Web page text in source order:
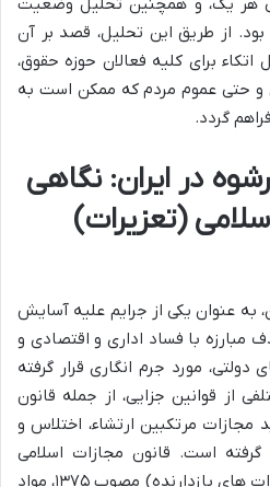
هر یک، و همچنین تحلیل وضعیت
از طریق این تحلیل، قصد بر آن
برای کلیه فعالان حوزه حقوق،
و حتی عموم مردم که ممکن است به
گردد.
در ایران: نگاهی
(تعزیرات)
به عنوان یکی از جرایم علیه آسایش
مبارزه با فساد اداری و اقتصادی و
مورد جرم انگاری قرار گرفته
از قوانین جزایی، از جمله قانون
مجازات مرتکبین ارتشاء، اختلاس و
گرفته است. قانون مجازات اسلامی
(کتاب پنجم – تعزیرات و مجازات های بازدارنده) مصوب ۱۳۷۵، مواد